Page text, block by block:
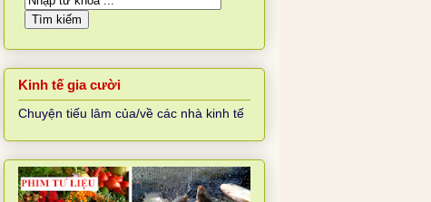
Kinh tế gia cười
Chuyện tiếu lâm của/về các nhà kinh tế